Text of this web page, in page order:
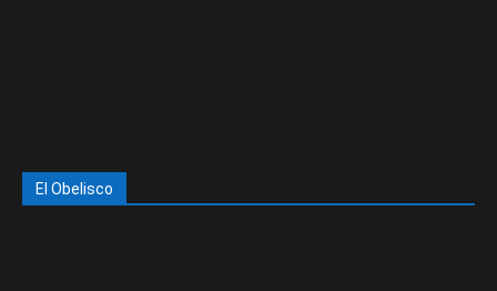
El Obelisco